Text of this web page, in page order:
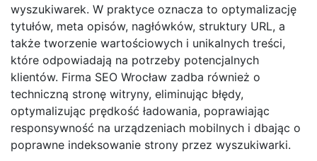
wyszukiwarek. W praktyce oznacza to optymalizację
tytułów, meta opisów, nagłówków, struktury URL, a
także tworzenie wartościowych i unikalnych treści,
które odpowiadają na potrzeby potencjalnych
klientów. Firma SEO Wrocław zadba również o
techniczną stronę witryny, eliminując błędy,
optymalizując prędkość ładowania, poprawiając
responsywność na urządzeniach mobilnych i dbając o
poprawne indeksowanie strony przez wyszukiwarki.